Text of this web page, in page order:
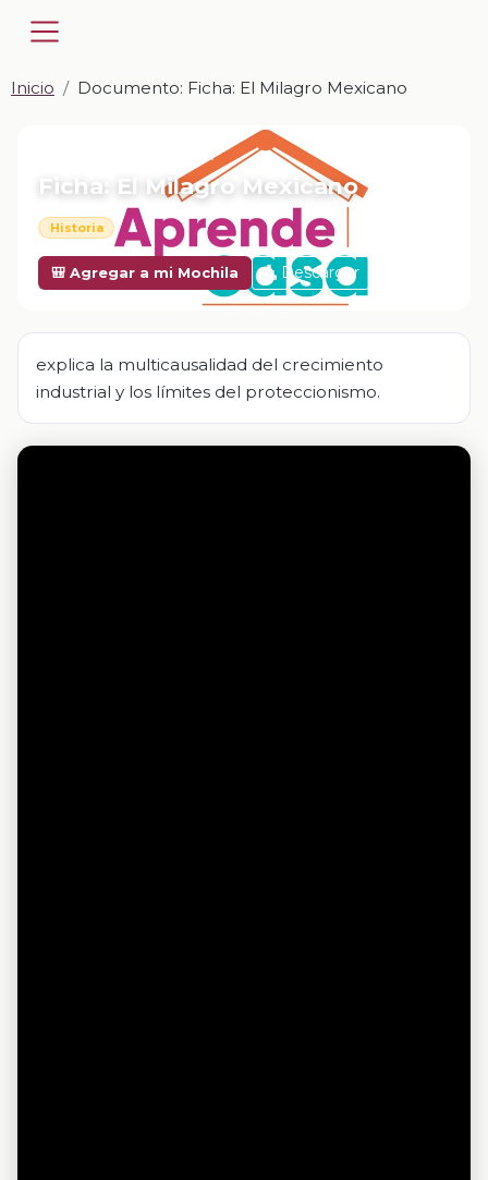
Inicio Documento: Ficha: El Milagro Mexicano
📎 DOCUMENTO · DOCX
Ficha: El Milagro Mexicano
Historia
🎒 Agregar a mi Mochila Descargar
explica la multicausalidad del crecimiento
industrial y los límites del proteccionismo.